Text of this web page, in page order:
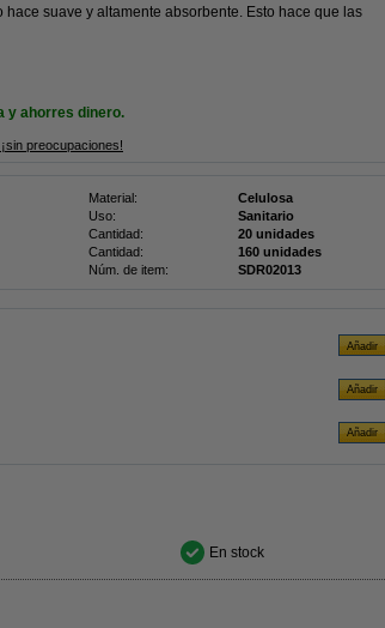
suave y altamente absorbente. Esto hace que las
y ahorres dinero.
preocupaciones!
Material:
Celulosa
Uso:
Sanitario
Cantidad:
20 unidades
Cantidad:
160 unidades
Núm. de item: SDR02013
En stock